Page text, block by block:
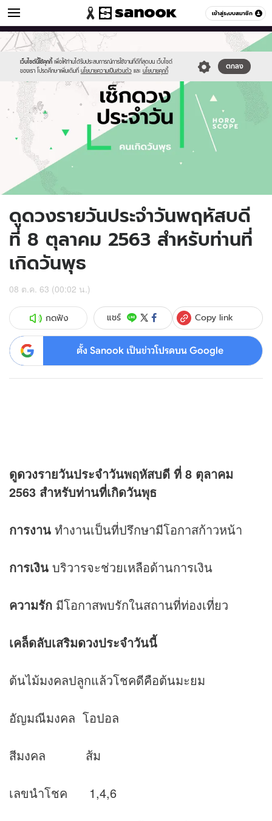
เข้าสู่ระบบสมาชิก
ดูดวง หมวดอื่นๆ
เว็บไซต์นี้ใช้คุกกี้ เพื่อให้ท่านได้รับประสบการณ์การใช้งานที่ดีที่สุดบน เว็บไซต์
ของเรา โปรดศึกษาเพิ่มเติมที่ นโยบายความเป็นส่วนตัว และ นโยบายคุกกี้
ตกลง
Sanook
//s.isanook.com/sr/0/images/logo-
new-
sanook.png
600
60
//s.isanook.com/ho/0/ud/fxd/day/daily-
horoscope-
wednesday.jpg
ดูดวงรายวันประจำวันพฤหัสบดี
ที่ 8 ตุลาคม 2563 สำหรับท่านที่
เกิดวันพุธ
08 ต.ค. 63 (00:02 น.)
กดฟัง แชร์ Copy link
ตั้ง Sanook เป็นข่าวโปรดบน Google
ดูดวงรายวันประจำวันพฤหัสบดี ที่ 8 ตุลาคม
2563 สำหรับท่านที่เกิดวันพุธ
การงาน ทำงานเป็นที่ปรึกษามีโอกาสก้าวหน้า
การเงิน บริวารจะช่วยเหลือด้านการเงิน
ความรัก มีโอกาสพบรักในสถานที่ท่องเที่ยว
เคล็ดลับเสริมดวงประจำวันนี้
ต้นไม้มงคลปลูกแล้วโชคดีคือต้นมะยม
อัญมณีมงคล โอปอล
สีมงคล ส้ม
เลขนำโชค 1,4,6